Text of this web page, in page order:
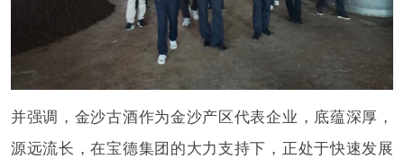
并强调，金沙古酒作为金沙产区代表企业，底蕴深厚，
源远流长，在宝德集团的大力支持下，正处于快速发展